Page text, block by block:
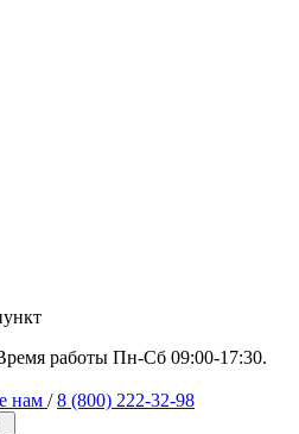
работы Пн-Сб 09:00-17:30.
нам / 8 (800) 222-32-98